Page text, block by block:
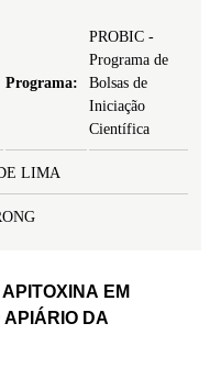
Programa:
PROBIC -
Programa de
Bolsas de
Iniciação
Científica
LIMA
EM
DA